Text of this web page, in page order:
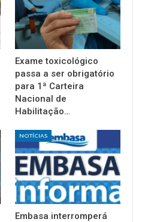
Exame toxicológico
passa a ser obrigatório
para 1ª Carteira
Nacional de
Habilitação…
NOTÍCIAS
Embasa interromperá